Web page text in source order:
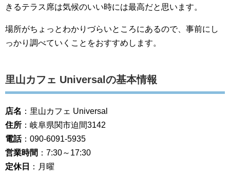
きるテラス席は気候のいい時には最高だと思います。
場所がちょっとわかりづらいところにあるので、事前にし
っかり調べていくことをおすすめします。
里山カフェ Universalの基本情報
店名 ：里山カフェ Universal
住所 ：岐阜県関市迫間3142
電話：090-6091-5935
営業時間 ：7:30～17:30
定休日
：月曜